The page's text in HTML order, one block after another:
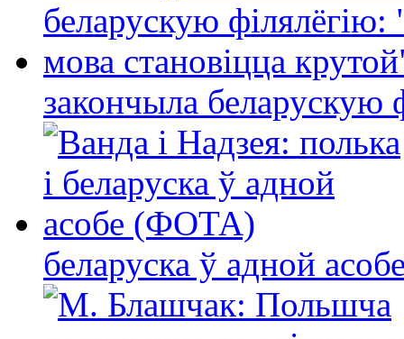
закончыла беларускую
беларуска ў адной